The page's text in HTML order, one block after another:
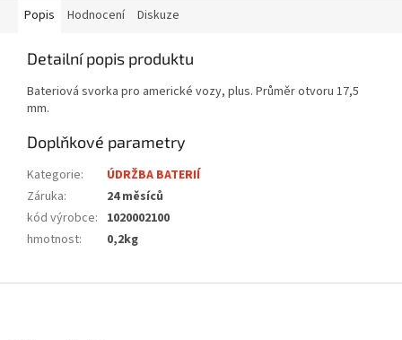
Popis Hodnocení Diskuze
Detailní popis produktu
Bateriová svorka pro americké vozy, plus. Průměr otvoru 17,5
mm.
Doplňkové parametry
Kategorie:
ÚDRŽBA BATERIÍ
Záruka:
24 měsíců
kód výrobce: 1020002100
hmotnost: 0,2kg